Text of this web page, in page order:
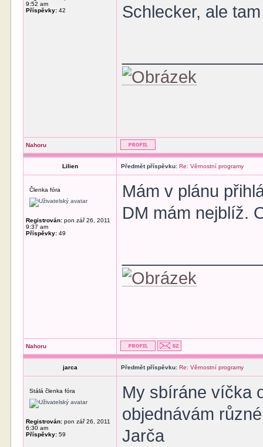
9:52 am
Příspěvky: 42
Schlecker, ale
Nahoru
Lilien Předmět příspěvku: Re: Věrnostní programy
Členka fóra
Registrován: pon zář 26, 2011
9:37 am
Příspěvky: 49
Mám v plánu
DM mám nejblíž.
Nahoru
jarca Předmět příspěvku: Re: Věrnostní programy
Stálá členka fóra
Registrován: pon zář 26, 2011
6:30 am
Příspěvky: 59
My sbíráne víčka
objednávám
Jarča